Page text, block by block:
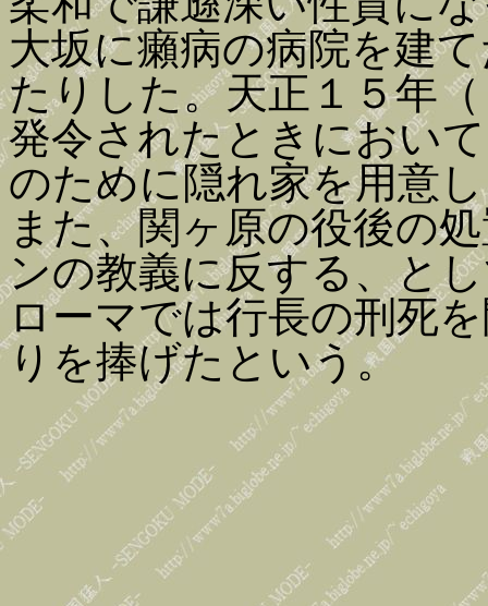
大坂に癩病の病院を建
たりした。天正１５年
発令されたときにおい
のために隠れ家を用意
また、関ヶ原の役後の
ンの教義に反する、と
ローマでは行長の刑死
りを捧げたという。